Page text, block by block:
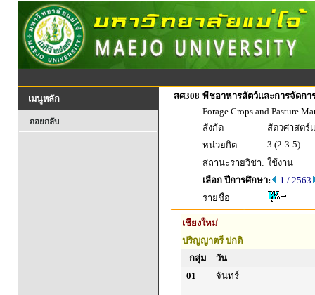
เมนูหลัก
ถอยกลับ
สศ308 พืชอาหารสัตว์และการจัดกา
Forage Crops and Pasture
สังกัด
สัตวศาสตร์
หน่วยกิต
3 (2-3-5)
สถานะรายวิชา: ใช้งาน
เลือก ปีการศึกษา:
1 / 2563
รายชื่อ
เชียงใหม่
ปริญญาตรี ปกติ
กลุ่ม
วัน
01
จันทร์